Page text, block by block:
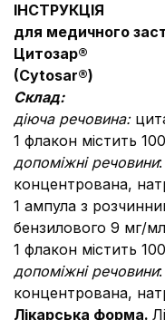
ІНСТРУКЦІЯ
для медичного
Цитозар®
(Cytosar®)
Склад:
діюча речовина:
1 флакон містить
допоміжні речовини
концентрована,
1 ампула з
бензилового 9 мг/
1 флакон містить
допоміжні речовини
концентрована,
Лікарська форма.